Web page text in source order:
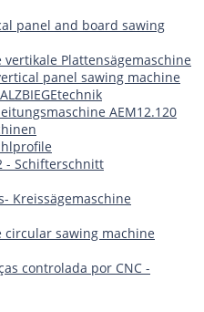
panel and board sawing
vertikale Plattensägemaschine
panel sawing machine
AEM12.120
- Schifterschnitt
Kreissägemaschine
sawing machine
controlada por CNC -